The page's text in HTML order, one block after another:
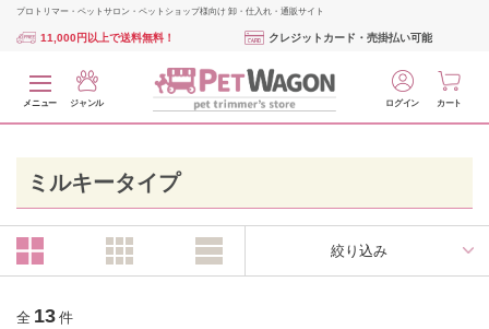
プロトリマー・ペットサロン・ペットショップ様向け 卸・仕入れ・通販サイト
11,000円以上で送料無料！ クレジットカード・売掛払い可能
メニュー ジャンル ログイン カート
ミルキータイプ
絞り込み
全 13 件